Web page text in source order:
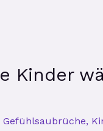
Kinder
Gefühlsaubrüche,